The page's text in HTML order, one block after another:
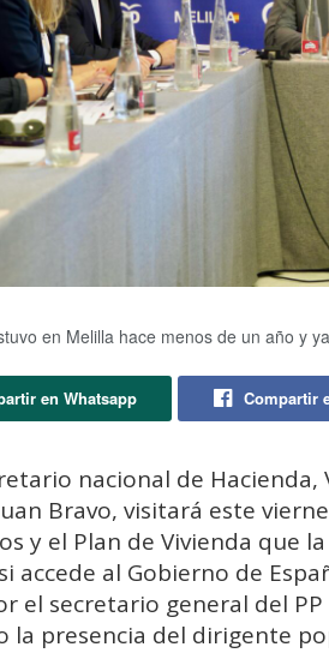
en Melilla hace menos de un año y
en Whatsapp Compartir
nacional de
Bravo, visitará este
y el Plan de Vivienda que
accede al Gobierno de
el secretario general del
la presencia del dirigente